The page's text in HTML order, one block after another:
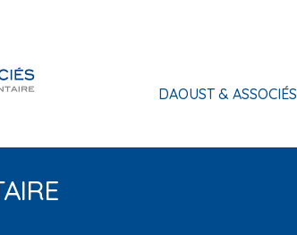
DAOUST & ASSOCIÉS